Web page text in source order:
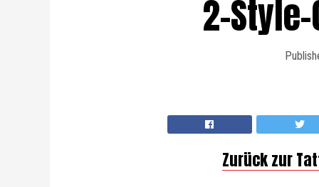
2-
Zurück zur